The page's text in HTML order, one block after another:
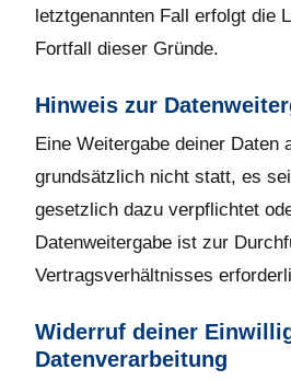
letztgenannten Fall erfolgt die
Fortfall dieser Gründe.
Hinweis zur
Eine Weitergabe deiner Daten
grundsätzlich nicht statt, es
gesetzlich dazu verpflichtet
Datenweitergabe ist zur
Vertragsverhältnisses
Widerruf deiner
Datenverarbeitung